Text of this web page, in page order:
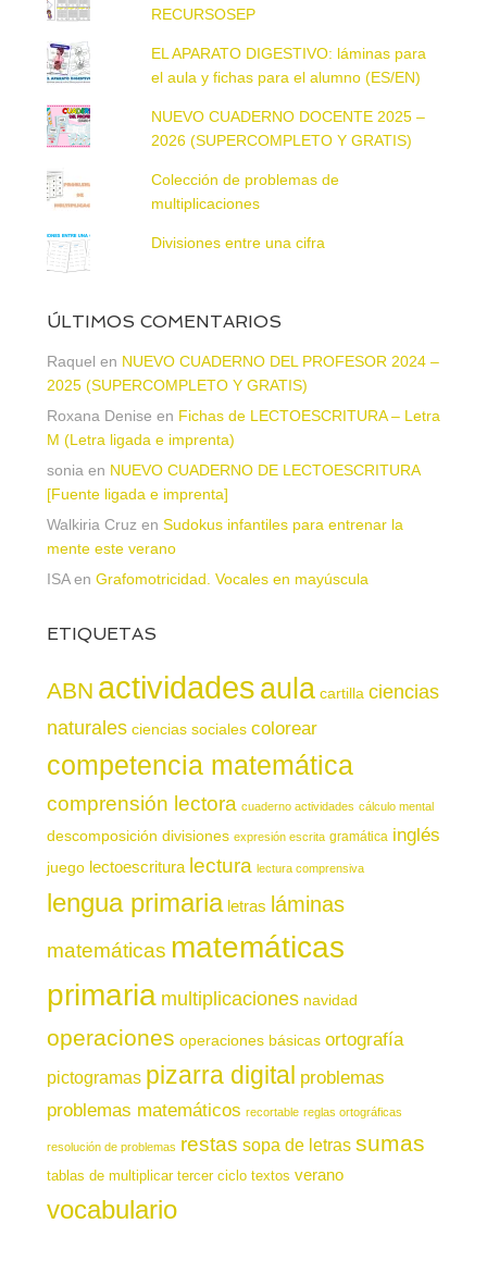
RECURSOSEP
EL APARATO DIGESTIVO: láminas para
el aula y fichas para el alumno (ES/EN)
NUEVO CUADERNO DOCENTE 2025 –
2026 (SUPERCOMPLETO Y GRATIS)
Colección de problemas de
multiplicaciones
Divisiones entre una cifra
ÚLTIMOS COMENTARIOS
Raquel en NUEVO CUADERNO DEL PROFESOR 2024 –
2025 (SUPERCOMPLETO Y GRATIS)
Roxana Denise en Fichas de LECTOESCRITURA – Letra
M (Letra ligada e imprenta)
sonia en NUEVO CUADERNO DE LECTOESCRITURA
[Fuente ligada e imprenta]
Walkiria Cruz en Sudokus infantiles para entrenar la
mente este verano
ISAen Grafomotricidad. Vocales en mayúscula
ETIQUETAS
ABN actividadesaula cartilla ciencias
naturales ciencias sociales colorear
competencia matemática
comprensión lectora cuaderno actividades cálculo mental
descomposición divisiones expresión escrita gramática inglés
juego lectoescritura lectura lectura comprensiva
lengua primaria letras láminas
matemáticas matemáticas
primaria multiplicaciones navidad
operaciones operaciones básicas ortografía
pictogramas pizarra digital problemas
problemas matemáticos recortable reglas ortográficas
resolución de problemas restas sopa de letras sumas
tablas de multiplicar tercer ciclo textos verano
vocabulario